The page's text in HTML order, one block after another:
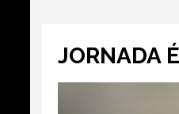
JORNADA